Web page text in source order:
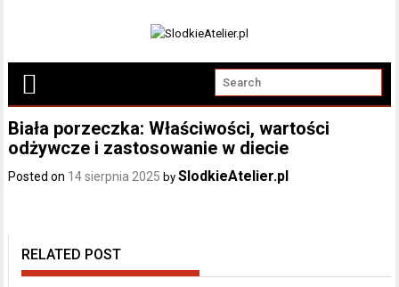
Biała porzeczka: Właściwości, wartości
odżywcze i zastosowanie w diecie
Posted on 14 sierpnia 2025 bySlodkieAtelier.pl
RELATED POST